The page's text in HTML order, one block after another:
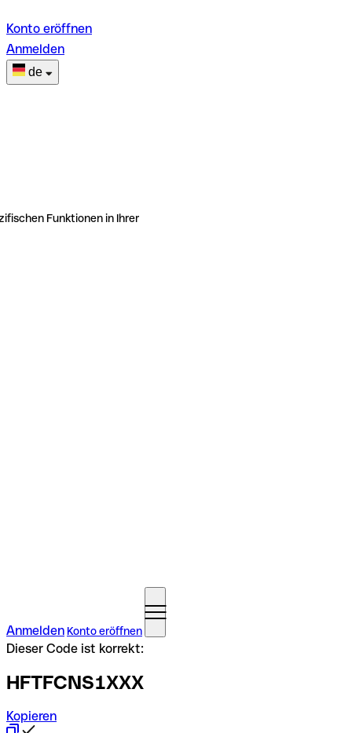
Konto eröffnen
Anmelden
de
Funktionen in Ihrer
Anmelden Konto eröffnen
Dieser Code ist korrekt:
HFTFCNS1XXX
Kopieren